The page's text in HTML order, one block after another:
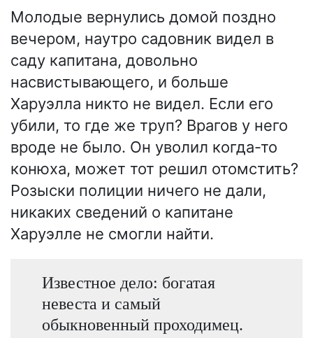
Молодые вернулись домой поздно
вечером, наутро садовник видел в
саду капитана, довольно
насвистывающего, и больше
Харуэлла никто не видел. Если его
убили, то где же труп? Врагов у него
вроде не было. Он уволил когда-то
конюха, может тот решил отомстить?
Розыски полиции ничего не дали,
никаких сведений о капитане
Харуэлле не смогли найти.
Известное дело: богатая
невеста и самый
обыкновенный проходимец.